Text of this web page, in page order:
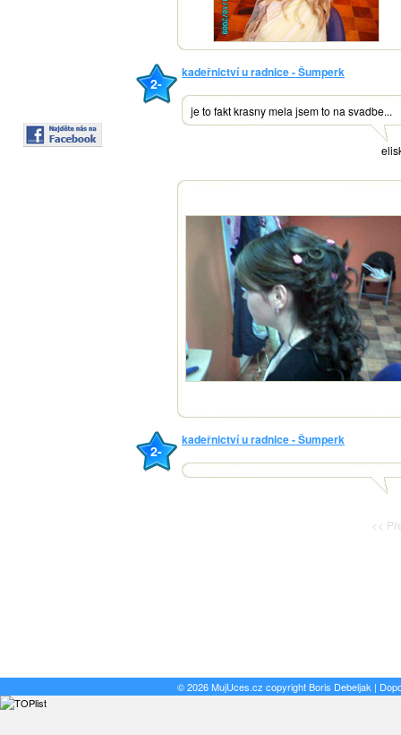
2-
kadeřnictví u radnice - Šumperk
je to fakt krasny mela jsem to na svadbe...
2-
kadeřnictví u radnice - Šumperk
<<
© 2026 MujUces.cz copyrightBoris Debeljak |